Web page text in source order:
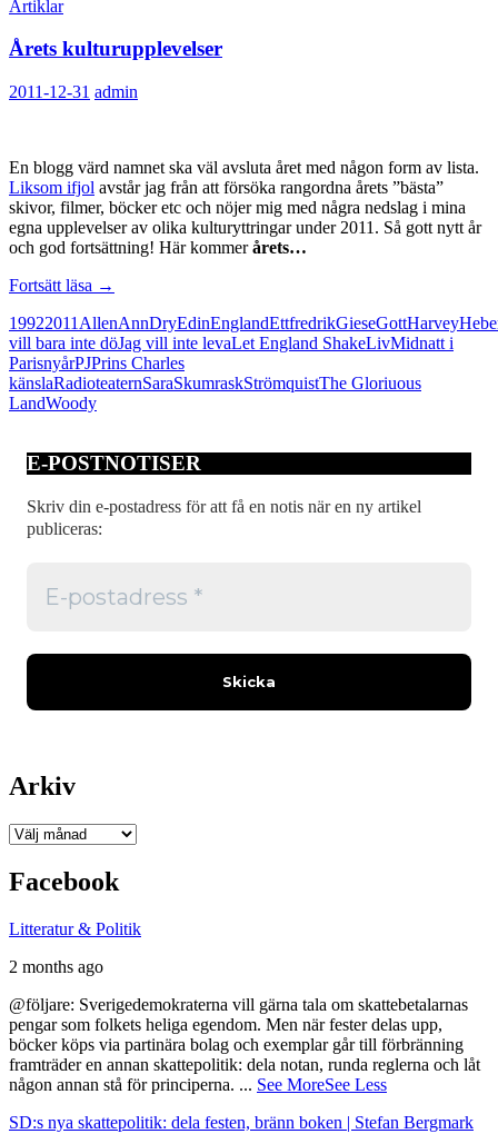
Artiklar
Årets kulturupplevelser
2011-12-31 admin
En blogg värd namnet ska väl avsluta året med någon form av lista.
Liksom ifjol avstår jag från att försöka rangordna årets ”bästa”
skivor, filmer, böcker etc och nöjer mig med några nedslag i mina
egna upplevelser av olika kulturyttringar under 2011. Så gott nytt år
och god fortsättning! Här kommerårets…
Fortsätt läsa Årets
→
19922011 AllenAnnDryEdinEnglandEttfredrikGieseGottHarvey
vill bara inte döJag vill inte levaLet England ShakeLivMidnatt i
ParisnyårPJPrins Charles
känslaRadioteaternSaraSkumraskStrömquistThe Gloriuous
LandWoody
E-POSTNOTISER
Skriv din e-postadress för att få en notis när en ny artikel
publiceras:
Arkiv
Arkiv
Facebook
Litteratur & Politik
2 months ago
@följare: Sverigedemokraterna vill gärna tala om skattebetalarnas
pengar som folkets heliga egendom. Men när fester delas upp,
böcker köps via partinära bolag och exemplar går till förbränning
framträder en annan skattepolitik: dela notan, runda reglerna och låt
någon annan stå för principerna. ... See MoreSee Less
SD:s nya skattepolitik: dela festen, bränn boken | Stefan Bergmark